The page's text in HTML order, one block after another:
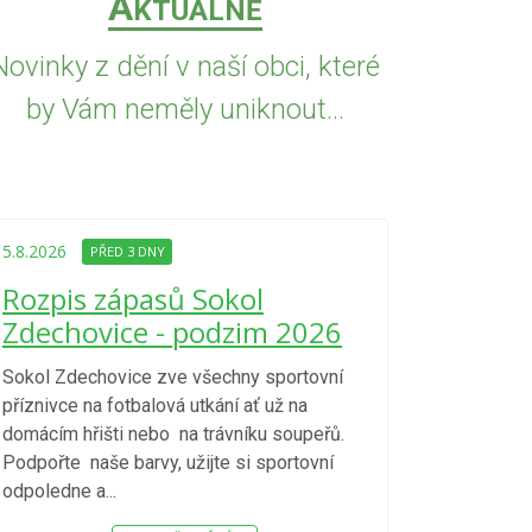
KTUÁLNĚ
z dění v naší obci, které
by Vám neměly uniknout...
5.8.2026 PŘED 3 DNY
Rozpis zápasů Sokol
Zdechovice - podzim 2026
Sokol Zdechovice zve všechny sportovní
příznivce na fotbalová utkání ať už na
domácím hřišti nebo na trávníku soupeřů.
Podpořte naše barvy, užijte si sportovní
odpoledne a...